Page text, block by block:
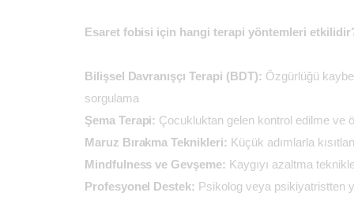
Esaret fobisi için hangi terapi yöntemleri
Bilişsel Davranışçı Terapi (BDT): Özgürlüğü
sorgulama
Şema Terapi: Çocukluktan gelen kontrol edilme ve
Maruz Bırakma Teknikleri: Küçük adımlarla
Mindfulness ve Gevşeme: Kaygıyı azaltma
Profesyonel Destek: Psikolog veya psikiyatristten